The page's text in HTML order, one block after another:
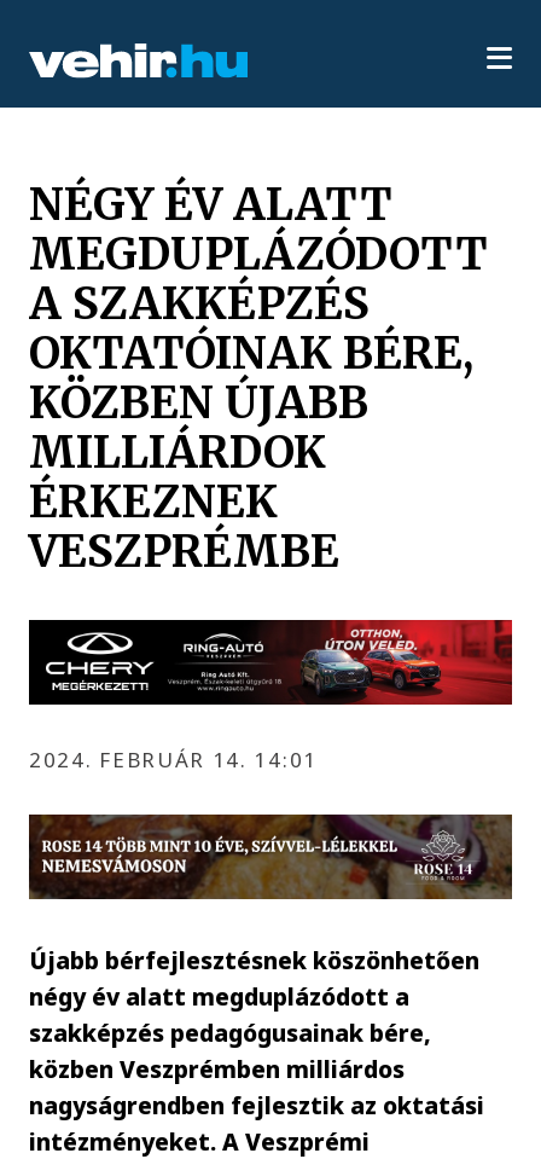
NÉGY ÉV ALATT
MEGDUPLÁZÓDOTT
A SZAKKÉPZÉS
OKTATÓINAK BÉRE,
KÖZBEN ÚJABB
MILLIÁRDOK
ÉRKEZNEK
VESZPRÉMBE
2024. FEBRUÁR 14. 14:01
Újabb bérfejlesztésnek köszönhetően
négy év alatt megduplázódott a
szakképzés pedagógusainak bére,
közben Veszprémben milliárdos
nagyságrendben fejlesztik az oktatási
intézményeket. A Veszprémi